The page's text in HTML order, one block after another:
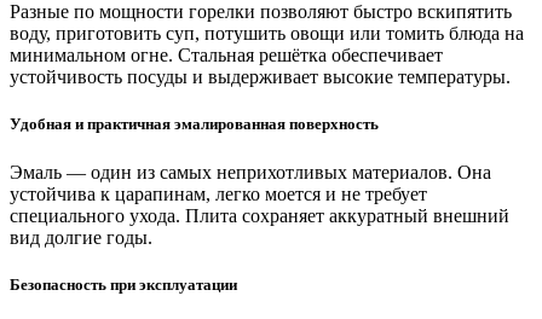
Разные по мощности горелки позволяют быстро вскипятить
воду, приготовить суп, потушить овощи или томить блюда на
минимальном огне. Стальная решётка обеспечивает
устойчивость посуды и выдерживает высокие температуры.
Удобная и практичная эмалированная поверхность
Эмаль — один из самых неприхотливых материалов. Она
устойчива к царапинам, легко моется и не требует
специального ухода. Плита сохраняет аккуратный внешний
вид долгие годы.
Безопасность при эксплуатации